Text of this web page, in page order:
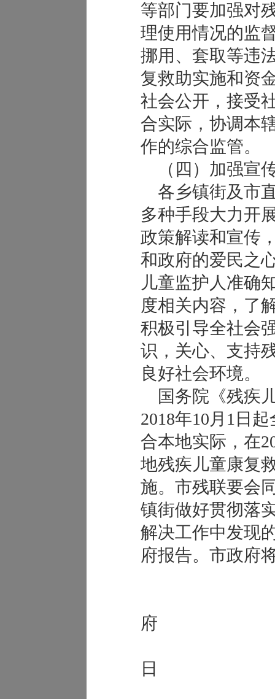
等部门要加强对
理使用情况的监
挪用、套取等违
复救助实施和资
社会公开，接受
合实际，协调本
作的综合监管。
（四）加强宣
各乡镇街及市
多种手段大力开
政策解读和宣传
和政府的爱民之
儿童监护人准确
度相关内容，了
积极引导全社会
识，关心、支持
良好社会环境。
国务院《残疾
2018年10月1日
合本地实际，在
地残疾儿童康复
施。市残联要会
镇街做好贯彻落
解决工作中发现
府报告。市政府
府
日